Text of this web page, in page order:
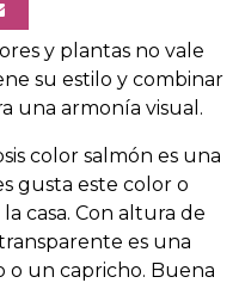
y plantas no vale
su estilo y combinar
una armonía visual.
color salmón es una
gusta este color o
casa. Con altura de
es una
o un capricho. Buena